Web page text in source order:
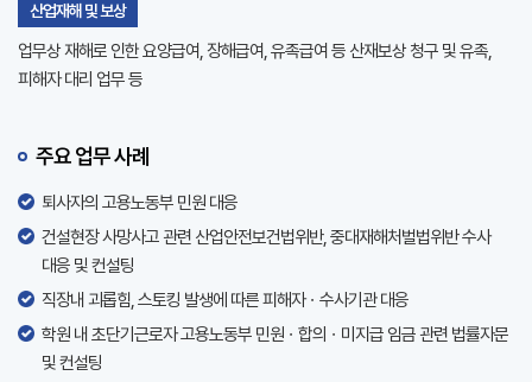
산업재해 및 보상
업무상 재해로 인한 요양급여, 장해급여, 유족급여 등 산재보상 청구 및 유족,
피해자 대리 업무 등
주요 업무 사례
퇴사자의 고용노동부 민원 대응
건설현장 사망사고 관련 산업안전보건법위반, 중대재해처벌법위반 수사
대응 및 컨설팅
직장내 괴롭힘, 스토킹 발생에 따른 피해자ㆍ수사기관 대응
학원 내 초단기근로자 고용노동부 민원ㆍ합의ㆍ미지급 임금 관련 법률자문
및 컨설팅